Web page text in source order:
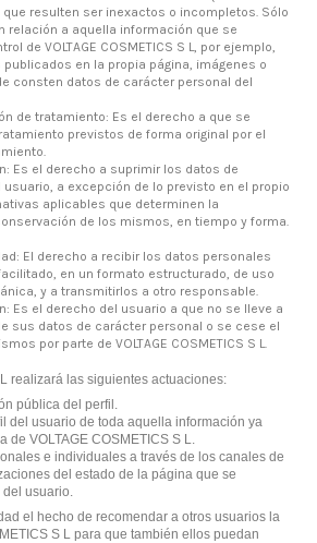
resulten ser inexactos o incompletos. Sólo
relación a aquella información que se
de VOLTAGE COSMETICS S L, por ejemplo,
en la propia página, imágenes o
consten datos de carácter personal del
de tratamiento: Es el derecho a que se
previstos de forma original por el
Es el derecho a suprimir los datos de
a excepción de lo previsto en el propio
aplicables que determinen la
de los mismos, en tiempo y forma.
El derecho a recibir los datos personales
en un formato estructurado, de uso
y a transmitirlos a otro responsable.
Es el derecho del usuario a que no se lleve a
sus datos de carácter personal o se cese el
por parte de VOLTAGE COSMETICS S L.
realizará las siguientes actuaciones:
pública del perfil.
del usuario de toda aquella información ya
de VOLTAGE COSMETICS S L.
e individuales a través de los canales de
del estado de la página que se
usuario.
el hecho de recomendar a otros usuarios la
S L para que también ellos puedan